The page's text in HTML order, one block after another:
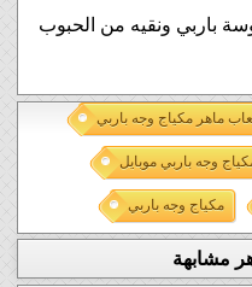
باربي ونقيه من الحبوب
ماهر مكياج وجه باربي
وجه باربي موبايل
مكياج وجه باربي
مشابهة